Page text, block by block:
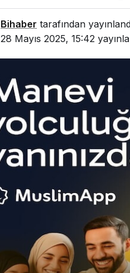
Bihaber tarafından
28 Mayıs 2025, 15:42